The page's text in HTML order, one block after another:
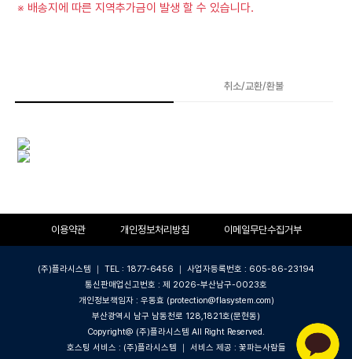
※ 배송지에 따른 지역추가금이 발생 할 수 있습니다.
취소/교환/환불
이용약관 개인정보처리방침 이메일무단수집거부
(주)플라시스템 ｜ TEL : 1877-6456 ｜ 사업자등록번호 : 605-86-23194
통신판매업신고번호 : 제 2026-부산남구-0023호
개인정보책임자 : 우동효 (protection@flasystem.com)
부산광역시 남구 남동천로 128,1821호(문현동)
Copyright@ (주)플라시스템 All Right Reserved.
호스팅 서비스 : (주)플라시스템 ｜ 서비스 제공 : 꽃파는사람들